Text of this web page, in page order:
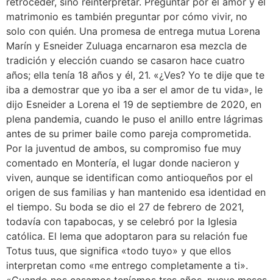
matrimonio es también preguntar por cómo vivir, no
solo con quién. Una promesa de entrega mutua Lorena
Marín y Esneider Zuluaga encarnaron esa mezcla de
tradición y elección cuando se casaron hace cuatro
años; ella tenía 18 años y él, 21. «¿Ves? Yo te dije que te
iba a demostrar que yo iba a ser el amor de tu vida», le
dijo Esneider a Lorena el 19 de septiembre de 2020, en
plena pandemia, cuando le puso el anillo entre lágrimas
antes de su primer baile como pareja comprometida.
Por la juventud de ambos, su compromiso fue muy
comentado en Montería, el lugar donde nacieron y
viven, aunque se identifican como antioqueños por el
origen de sus familias y han mantenido esa identidad en
el tiempo. Su boda se dio el 27 de febrero de 2021,
todavía con tapabocas, y se celebró por la Iglesia
católica. El lema que adoptaron para su relación fue
Totus tuus, que significa «todo tuyo» y que ellos
interpretan como «me entrego completamente a ti».